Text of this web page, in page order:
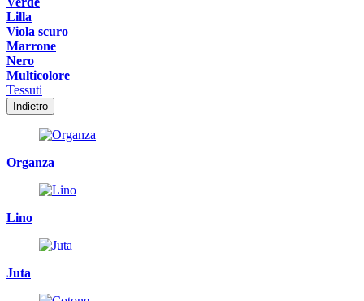
Lilla
Viola scuro
Marrone
Nero
Multicolore
Tessuti
Indietro
Organza
Lino
Juta